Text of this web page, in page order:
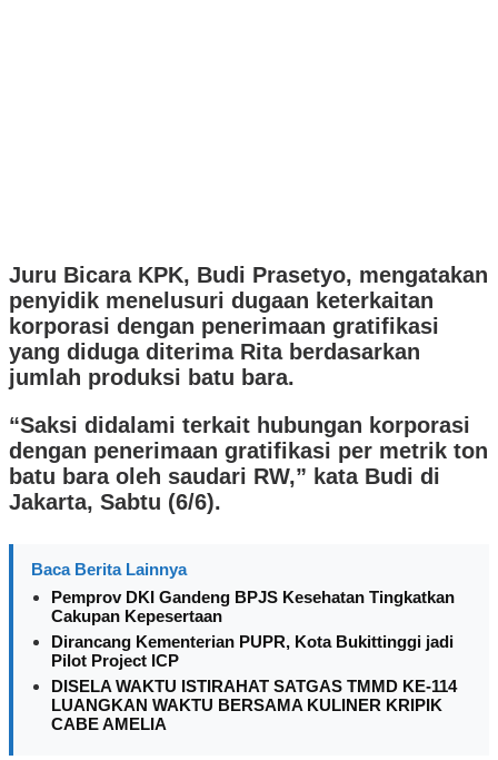
Juru Bicara KPK, Budi Prasetyo, mengatakan
penyidik menelusuri dugaan keterkaitan
korporasi dengan penerimaan gratifikasi
yang diduga diterima Rita berdasarkan
jumlah produksi batu bara.
“Saksi didalami terkait hubungan korporasi
dengan penerimaan gratifikasi per metrik ton
batu bara oleh saudari RW,” kata Budi di
Jakarta, Sabtu (6/6).
Baca Berita Lainnya
Pemprov DKI Gandeng BPJS Kesehatan Tingkatkan
Cakupan Kepesertaan
Dirancang Kementerian PUPR, Kota Bukittinggi jadi
Pilot Project ICP
DISELA WAKTU ISTIRAHAT SATGAS TMMD KE-114
LUANGKAN WAKTU BERSAMA KULINER KRIPIK
CABE AMELIA